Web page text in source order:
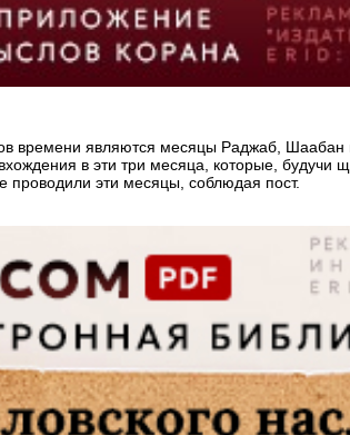
времени являются месяцы Раджаб, Шаабан
в эти три месяца, которые, будучи
проводили эти месяцы, соблюдая пост.